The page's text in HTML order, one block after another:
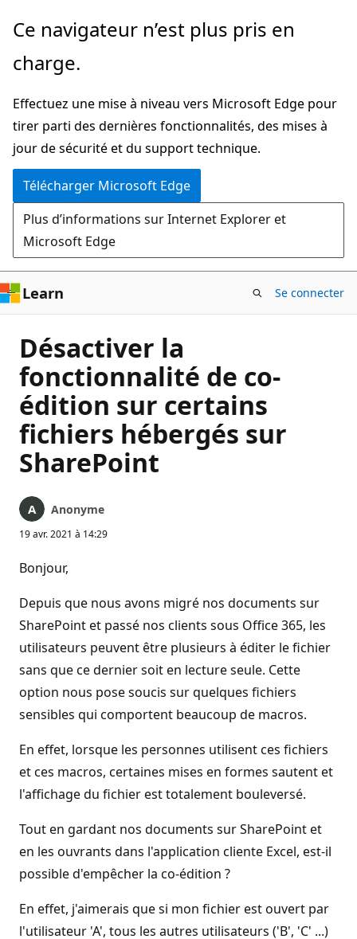
Passer
directement
au
principal
Ce navigateur n’est plus pris en
charge.
Effectuez une mise à niveau vers Microsoft Edge pour
tirer parti des dernières fonctionnalités, des mises à
jour de sécurité et du support technique.
Télécharger Microsoft Edge
Plus d’informations sur Internet Explorer et
Microsoft Edge
Learn Se connecter
Désactiver la
fonctionnalité de co-
édition sur certains
fichiers hébergés sur
SharePoint
Anonyme
19 avr. 2021 à 14:29
Bonjour,
Depuis que nous avons migré nos documents sur
SharePoint et passé nos clients sous Office 365, les
utilisateurs peuvent être plusieurs à éditer le fichier
sans que ce dernier soit en lecture seule. Cette
option nous pose soucis sur quelques fichiers
sensibles qui comportent beaucoup de macros.
En effet, lorsque les personnes utilisent ces fichiers
et ces macros, certaines mises en formes sautent et
l'affichage du fichier est totalement bouleversé.
Tout en gardant nos documents sur SharePoint et
en les ouvrants dans l'application cliente Excel, est-il
possible d'empêcher la co-édition ?
En effet, j'aimerais que si mon fichier est ouvert par
l'utilisateur 'A', tous les autres utilisateurs ('B', 'C' ...)